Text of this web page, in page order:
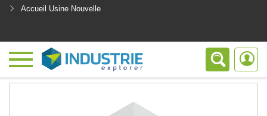
Accueil Usine Nouvelle